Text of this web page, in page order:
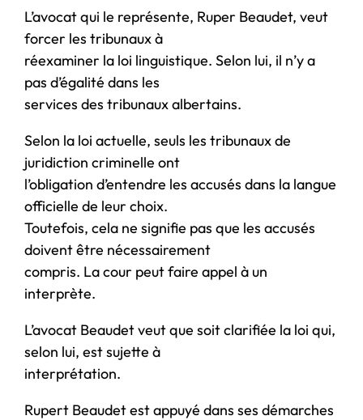
L’avocat qui le représente, Ruper Beaudet, veut
forcer les tribunaux à
réexaminer la loi linguistique. Selon lui, il n’y a
pas d’égalité dans les
services des tribunaux albertains.
Selon la loi actuelle, seuls les tribunaux de
juridiction criminelle ont
l’obligation d’entendre les accusés dans la langue
officielle de leur choix.
Toutefois, cela ne signifie pas que les accusés
doivent être nécessairement
compris. La cour peut faire appel à un
interprète.
L’avocat Beaudet veut que soit clarifiée la loi qui,
selon lui, est sujette à
interprétation.
Rupert Beaudet est appuyé dans ses démarches